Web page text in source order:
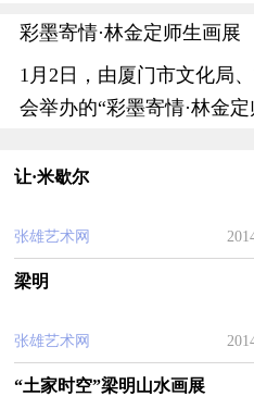
彩墨寄情·林金定师生画展
1月2日，由厦门市文化局
会举办的“彩墨寄情·林金
王东良应邀出席。
1962年生于福建龙岩，祖籍广东
术学校 1991年毕业于
建省美协山水画艺委会常务副主
福建省龙岩市艺术馆馆长、副研究
让·米歇尔
张雄艺术网
梁明
张雄艺术网
“土家时空”梁明山水画展